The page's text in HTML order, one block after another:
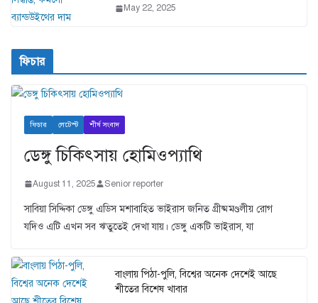
May 22, 2025
ফিচার
ফিচার লেটেস্ট শীর্ষ সংবাদ
ডেঙ্গু চিকিৎসায় হোমিওপ্যাথি
August 11, 2025 Senior reporter
সাবিয়া সিদ্দিকা ডেঙ্গু এডিস মশাবাহিত ভাইরাস জনিত গ্রীষ্মমণ্ডলীয় রোগ
যদিও এটি এখন সব ঋতুতেই দেখা যায়। ডেঙ্গু একটি ভাইরাস, যা
বাংলায় পিঠা-পুলি, বিশ্বের অনেক দেশেই আছে
শীতের বিশেষ খাবার